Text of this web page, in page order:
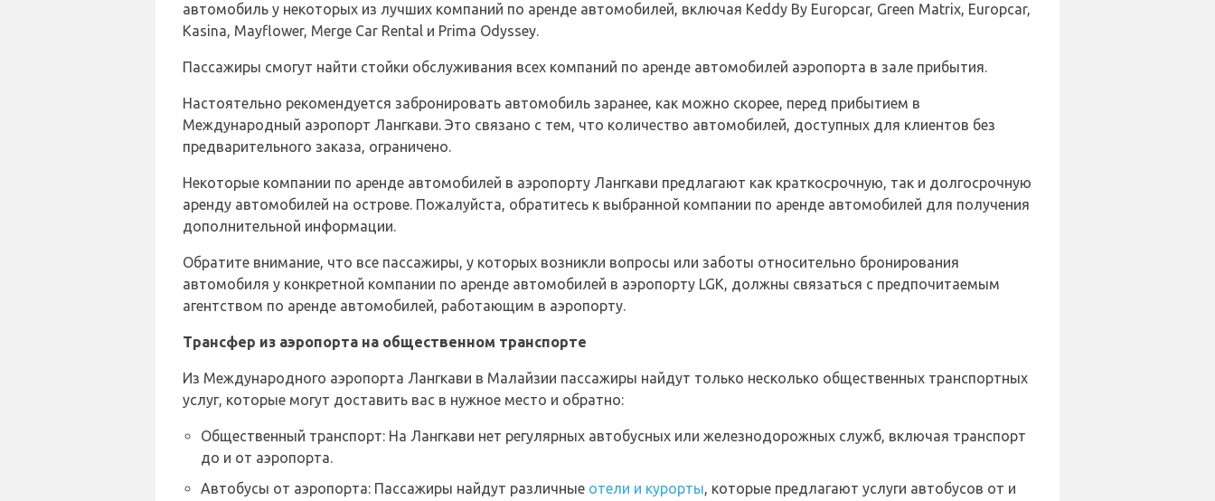
автомобиль у некоторых из лучших компаний по аренде автомобилей, включая Keddy By Europcar, Green Matrix, Europcar,
Kasina, Mayflower, Merge Car Rental и Prima Odyssey.
Пассажиры смогут найти стойки обслуживания всех компаний по аренде автомобилей аэропорта в зале прибытия.
Настоятельно рекомендуется забронировать автомобиль заранее, как можно скорее, перед прибытием в
Международный аэропорт Лангкави. Это связано с тем, что количество автомобилей, доступных для клиентов без
предварительного заказа, ограничено.
Некоторые компании по аренде автомобилей в аэропорту Лангкави предлагают как краткосрочную, так и долгосрочную
аренду автомобилей на острове. Пожалуйста, обратитесь к выбранной компании по аренде автомобилей для получения
дополнительной информации.
Обратите внимание, что все пассажиры, у которых возникли вопросы или заботы относительно бронирования
автомобиля у конкретной компании по аренде автомобилей в аэропорту LGK, должны связаться с предпочитаемым
агентством по аренде автомобилей, работающим в аэропорту.
Трансфер из аэропорта на общественном транспорте
Из Международного аэропорта Лангкави в Малайзии пассажиры найдут только несколько общественных транспортных
услуг, которые могут доставить вас в нужное место и обратно:
Общественный транспорт: На Лангкави нет регулярных автобусных или железнодорожных служб, включая транспорт
до и от аэропорта.
Автобусы от аэропорта: Пассажиры найдут различные отели и курорты, которые предлагают услуги автобусов от и